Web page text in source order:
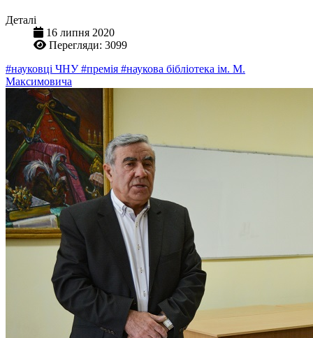
Деталі
16 липня 2020
Перегляди: 3099
#науковці ЧНУ#премія #наукова бібліотека ім. М.
Максимовича